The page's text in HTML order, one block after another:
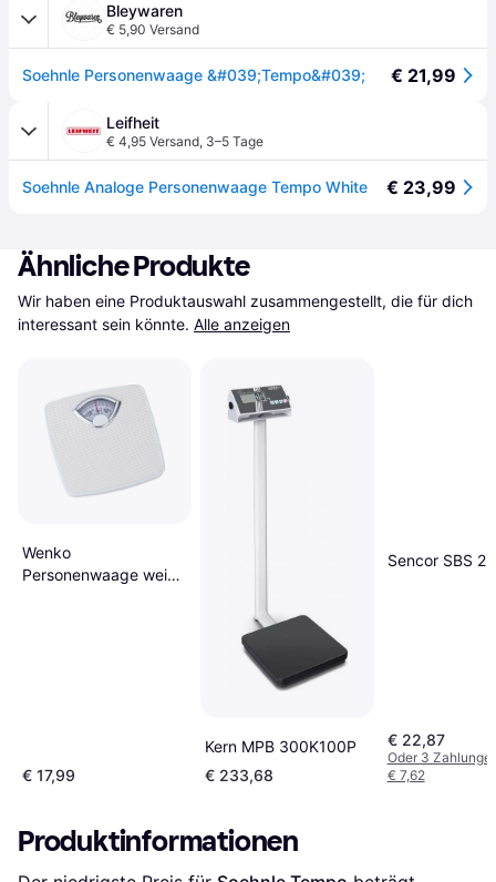
Bleywaren
€ 5,90 Versand
Soehnle Personenwaage &#039;Tempo&#039; € 21,99
Leifheit
€ 4,95 Versand, 3–5 Tage
Soehnle Analoge Personenwaage Tempo White € 23,99
Ähnliche Produkte
Wir haben eine Produktauswahl zusammengestellt, die für dich
interessant sein könnte. Alle anzeigen
Wenko
Personenwaage weiß
€ 17,99
Kern MPB 300K100P
€ 233,68
Sencor SBS
€ 22,87
Oder 3
€ 7,62
Produktinformationen